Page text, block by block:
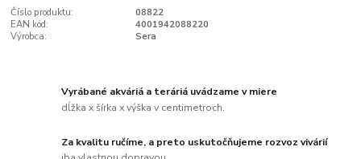
Číslo produktu:
08822
EAN kód:
4001942088220
Výrobca:
Sera
Vyrábané akváriá a teráriá uvádzame v miere
dĺžka x šírka x výška v centimetroch.
Za kvalitu ručíme, a preto uskutočňujeme rozvoz vivárií